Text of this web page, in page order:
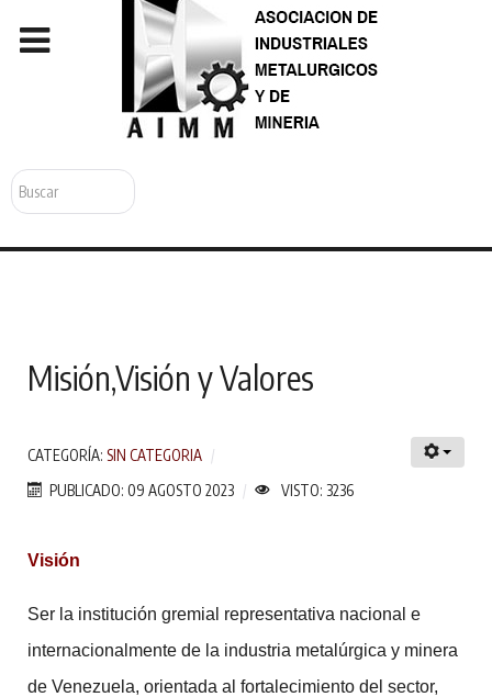
Buscar...
Misión,Visión y Valores
CATEGORÍA: SIN CATEGORIA
PUBLICADO: 09 AGOSTO 2023
VISTO: 3236
Visión
Ser la institución gremial representativa nacional e
internacionalmente de la industria metalúrgica y minera
de Venezuela, orientada al fortalecimiento del sector,